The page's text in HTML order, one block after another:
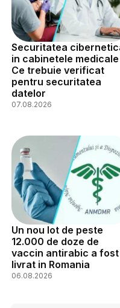
Securitatea
in cabinetele medicale |
Ce trebuie verificat
pentru securitatea
datelor
07.08.2026
Un nou lot de peste
12.000 de doze de
vaccin antirabic a fost
livrat in Romania
06.08.2026